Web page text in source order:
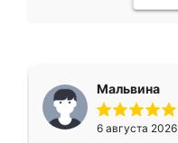
Мальвина
6 августа 2026